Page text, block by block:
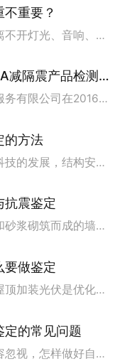
重要？
一场精彩的演出，离不开灯光、音响、舞美，更离不开一个安全稳固的舞台。然而，在许多大型活动、商演、庆典中，临时搭建的舞台往往被忽视，甚至被认为"能站人就行"。但事实上，临时舞台检测是保障演出安全、避免事故的关键环节。临时舞台通常是为了短期活动搭建，时间紧、任务重，很多情况下为了赶工期，可能会忽...
钧测顺利通过CMA减隔震产品检测扩项现场评审
上海钧测检测技术服务有限公司在2016年初次获取CMA资质证书以来，经过多次扩项评审，在2024年2月23日又一次迎来了CMA扩项现场评审。CMA评审组技术专家周宏戈、王丽丽两位评审老师莅临钧测CMA扩项评审现场。此次CMA扩项评审组采取文件审查和现场评审相结合的方式，对本次扩展的黏滞阻尼器等8个产品，3本检测标准：《建筑...
的方法
随着社会的进步和科技的发展，结构安全性问题越来越受到人们的关注。房屋结构安全性鉴定，作为保障建筑物安全性的重要手段，已成为工程建设领域的热点话题。通过对结构进行安全性鉴定，可以有效地发现结构存在的潜在风险，为采取相应的补救措施提供依据，从而确保人们的生命财产安全。房屋结构安全性鉴定的概述...
抗震鉴定
砌体结构是由块体和砂浆砌筑而成的墙、柱作为建筑物主要受力构件的结构，广泛应用于办公、住宅等民用建筑中。我国自建国以来修建了很多砌体结构，大量砌体建筑至今已历经数十年之久，这些建筑中不乏存在开裂、倾斜、损坏以及使用功能改变等现象。那么这类建筑的安全性和抗震性是否也存在隐患呢?为了降低房屋结构...
要做鉴定
推动既有公共建筑屋顶加装光伏是优化城市建设用能结构的重要举措之一，但受限于屋面活荷载设计的要求，并不是所有既有公共建筑屋顶都具备加装光伏的条件，强行加装会对建筑结构安全造成影响，今天就让钧测检测来为您解答光伏加装的一些安全问题。1.加装光伏对建筑物的影响既有建筑(民用住宅/工商业建筑)加装太阳...
定的常见问题
自建房安全隐患不容忽视，怎样做好自建房安全隐患排查?近年随着城镇化步伐不断加快，自建房建设的步伐也随之加快。然而长沙自建房坍塌事件、山西临汾某酒店坍塌等都给我们敲响了警钟，也暴露了自建房质量、安全隐患现状。那么关于自建房检测鉴定你了解多少呢？为什么要进行自建房安全鉴定?a.针对既有建筑，进行...